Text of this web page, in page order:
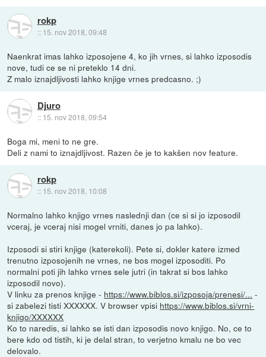
rokp
:: 15. nov 2018, 09:48
Naenkrat imas lahko izposojene 4, ko jih vrnes, si lahko izposodis
nove, tudi ce se ni preteklo 14 dni.
Z malo iznajdljivosti lahko knjige vrnes predcasno. ;)
Djuro
:: 15. nov 2018, 09:54
Boga mi, meni to ne gre.
Deli z nami to iznajdljivost. Razen če je to kakšen nov feature.
rokp
:: 15. nov 2018, 10:08
Normalno lahko knjigo vrnes naslednji dan (ce si si jo izposodil
vceraj, je vceraj nisi mogel vrniti, danes jo pa lahko).
Izposodi si stiri knjige (katerekoli). Pete si, dokler katere izmed
trenutno izposojenih ne vrnes, ne bos mogel izposoditi. Po
normalni poti jih lahko vrnes sele jutri (in takrat si bos lahko
izposodil novo).
V linku za prenos knjige - https://www.biblos.si/izposoja/prenesi/... -
si zabelezi tisti XXXXXX. V browser vpisi https://www.biblos.si/vrni-
knjigo/XXXXXX
Ko to naredis, si lahko se isti dan izposodis novo knjigo. No, ce to
bere kdo od tistih, ki je delal stran, to verjetno kmalu ne bo vec
delovalo.